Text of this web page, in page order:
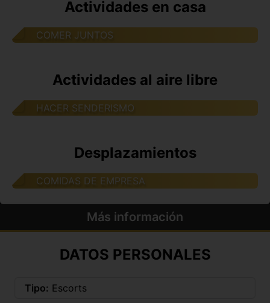
Actividades en casa
COMER JUNTOS
Actividades al aire libre
HACER SENDERISMO
Desplazamientos
COMIDAS DE EMPRESA
Más información
DATOS PERSONALES
Tipo: Escorts